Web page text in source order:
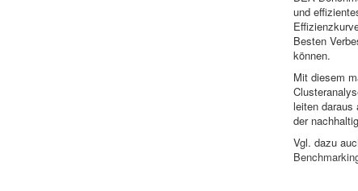
und
Besten
können.
Mit diesem
leiten daraus
der
Vgl. dazu